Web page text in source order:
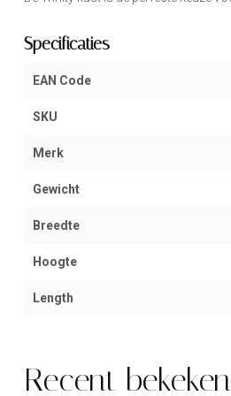
Specificaties
EAN Code
SKU
Merk
Gewicht
Breedte
Hoogte
Length
Recent bekeken